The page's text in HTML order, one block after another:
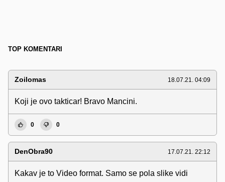
TOP KOMENTARI
Zoilomas 18.07.21. 04:09
Koji je ovo takticar! Bravo Mancini.
0 0
DenObra90 17.07.21. 22:12
Kakav je to Video format. Samo se pola slike vidi